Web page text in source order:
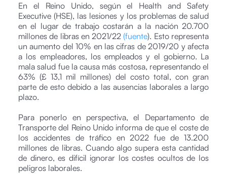
En el Reino Unido, según el Health and Safety
Executive (HSE), las lesiones y los problemas de salud
en el lugar de trabajo costarán a la nación 20.700
millones de libras en 2021/22(fuente). Esto representa
un aumento del 10% en las cifras de 2019/20 y afecta
a los empleadores, los empleados y el gobierno. La
mala salud fue la causa más costosa, representando el
63% (£ 13,1 mil millones) del costo total, con gran
parte de esto debido a las ausencias laborales a largo
plazo.
Para ponerlo en perspectiva, el Departamento de
Transporte del Reino Unido informa de que el coste de
los accidentes de tráfico en 2022 fue de 13.200
millones de libras. Cuando algo supera esta cantidad
de dinero, es difícil ignorar los costes ocultos de los
peligros laborales.